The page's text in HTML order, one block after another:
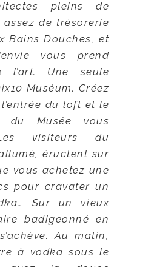
pleins de
de trésorerie
Bains Douches, et
vous prend
l’art. Une seule
Muséum. Créez
du loft et le
du Musée vous
visiteurs du
éructent sur
vous achetez une
pour cravater un
Sur un vieux
badigeonné en
Au matin,
à vodka sous le